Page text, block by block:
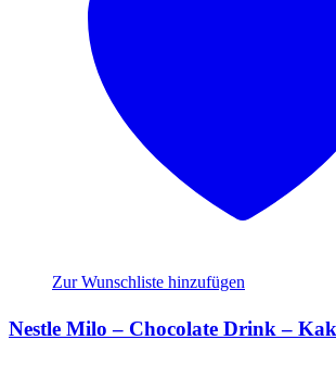
Zur Wunschliste hinzufügen
Nestle Milo – Chocolate Drink –